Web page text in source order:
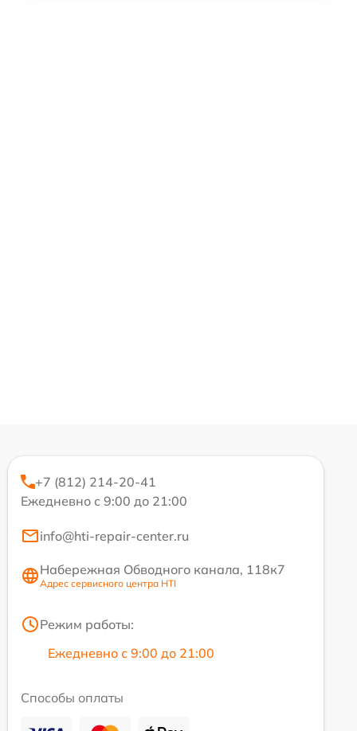
+7 (812) 214-20-41
Ежедневно с 9:00 до 21:00
info@hti-repair-center.ru
Набережная Обводного канала, 118к7
Адрес сервисного центра HTI
Режим работы:
Ежедневно с 9:00 до 21:00
Способы оплаты